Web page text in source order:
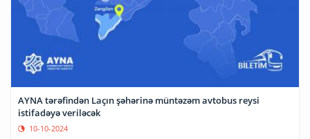
AYNA tərəfindən Laçın şəhərinə müntəzəm avtobus reysi
istifadəyə veriləcək
10-10-2024